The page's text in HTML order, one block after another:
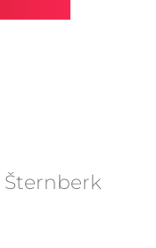
Šternberk